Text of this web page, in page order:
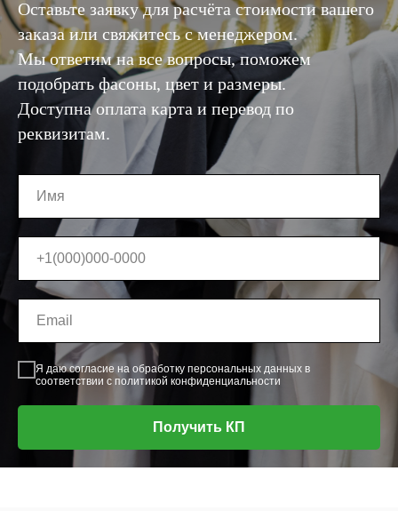
Оставьте заявку для расчёта стоимости вашего
заказа или свяжитесь с менеджером.
Мы ответим на все вопросы, поможем
подобрать фасоны, цвет и размеры.
Доступна оплата карта и перевод по
реквизитам.
Я даю согласие на обработку персональных данных в
соответствии с политикой конфиденциальности
Получить КП